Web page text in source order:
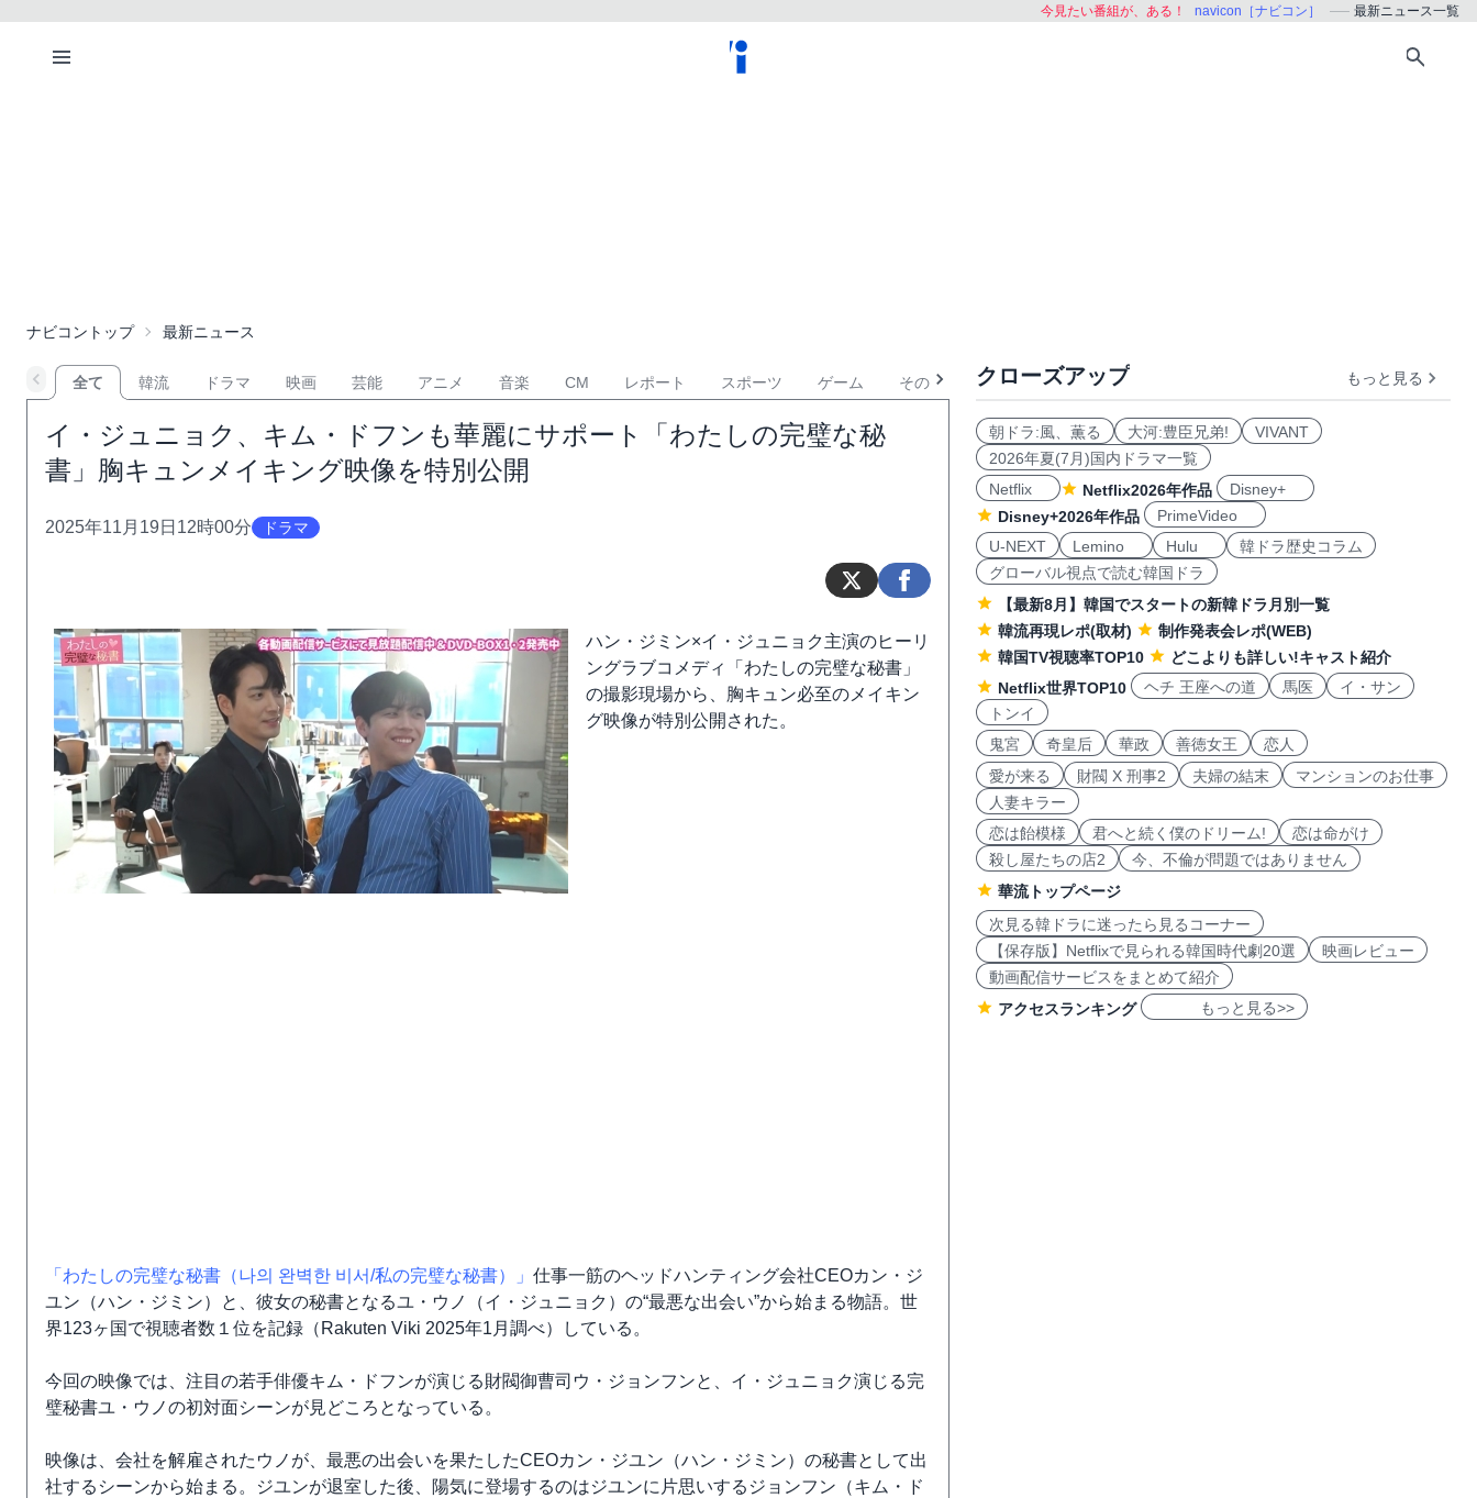
今見たい番組が、ある！ navicon［ナビコン］ 最新ニュース一覧
ナビコントップ 最新ニュース
全て 韓流 ドラマ 映画 芸能 アニメ 音楽 CM レポート スポーツ ゲーム その他
イ・ジュニョク、キム・ドフンも華麗にサポート「わたしの完璧な秘
書」胸キュンメイキング映像を特別公開
2025年11月19日12時00分 ドラマ
ハン・ジミン×イ・ジュニョク主演のヒーリ
ングラブコメディ「わたしの完璧な秘書」
の撮影現場から、胸キュン必至のメイキン
グ映像が特別公開された。
「わたしの完璧な秘書（나의 완벽한 비서/私の完璧な秘書）」 仕事一筋のヘッドハンティング会社CEOカン・ジ
ユン（ハン・ジミン）と、彼女の秘書となるユ・ウノ（イ・ジュニョク）の“最悪な出会い”から始まる物語。世
界123ヶ国で視聴者数１位を記録（Rakuten Viki 2025年1月調べ）している。
今回の映像では、注目の若手俳優キム・ドフンが演じる財閥御曹司ウ・ジョンフンと、イ・ジュニョク演じる完
璧秘書ユ・ウノの初対面シーンが見どころとなっている。
映像は、会社を解雇されたウノが、最悪の出会いを果たしたCEOカン・ジユン（ハン・ジミン）の秘書として出
社するシーンから始まる。ジユンが退室した後、陽気に登場するのはジユンに片思いするジョンフン（キム・ド
クローズアップ もっと見る
朝ドラ:風、薫る 大河:豊臣兄弟!
VIVANT
2026年夏(7月)国内ドラマ一覧
Netflix
Netflix2026年作品
Disney+
Disney+2026年作品
PrimeVideo
U-NEXT
Lemino Hulu
韓ドラ歴史コラム
グローバル視点で読む韓国ドラ
【最新8月】韓国でスタートの新韓ドラ月別一覧
韓流再現レポ(取材)
制作発表会レポ(WEB)
韓国TV視聴率TOP10
どこよりも詳しい!キャスト紹介
Netflix世界TOP10
ヘチ 王座への道 馬医
イ・サン
トンイ
鬼宮
奇皇后 華政 善徳女王
恋人
愛が来る
財閥 X 刑事2 夫婦の結末
マンションのお仕事
人妻キラー
恋は飴模様
君へと続く僕のドリーム!
恋は命がけ
殺し屋たちの店2
今、不倫が問題ではありません
華流トップページ
次見る韓ドラに迷ったら見るコーナー
【保存版】Netflixで見られる韓国時代劇20選
映画レビュー
動画配信サービスをまとめて紹介
アクセスランキング
もっと見る>>